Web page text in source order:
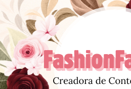
al
contenido